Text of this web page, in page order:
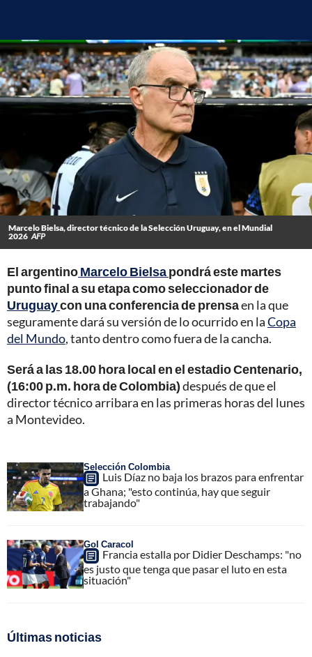
Marcelo Bielsa, director técnico de la Selección Uruguay, en el Mundial
2026 AFP
El argentinoMarcelo Bielsapondrá este martes
punto final a su etapa como seleccionador de
Uruguaycon una conferencia de prensaen la que
seguramente dará su versión de lo ocurrido en laCopa
del Mundo, tanto dentro como fuera de la cancha.
Será a las 18.00 hora local en el estadio Centenario,
(16:00 p.m. hora de Colombia)después de que el
director técnico arribara en las primeras horas del lunes
a Montevideo.
Selección Colombia
Luis Díaz no baja los brazos para enfrentar
a Ghana; "esto continúa, hay que seguir
trabajando"
Gol Caracol
Francia estalla por Didier Deschamps: "no
es justo que tenga que pasar el luto en esta
situación"
Últimas noticias